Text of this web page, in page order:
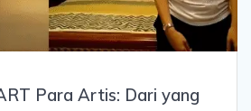
Para Artis: Dari yang